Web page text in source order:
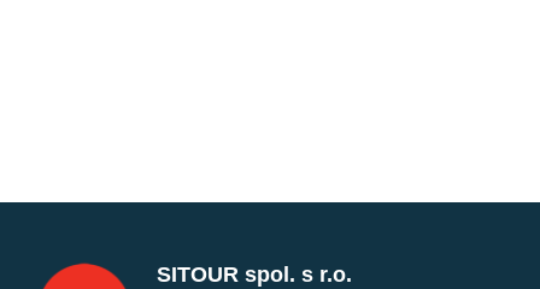
SITOUR spol. s r.o.